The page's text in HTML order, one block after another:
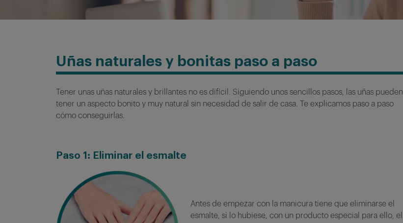
Uñas naturales y bonitas paso a paso
Tener unas uñas naturales y brillantes no es difícil. Siguiendo unos sencillos pasos, las uñas pueden
tener un aspecto bonito y muy natural sin necesidad de salir de casa. Te explicamos paso a paso
cómo conseguirlas.
Paso 1: Eliminar el esmalte
Antes de empezar con la manicura tiene que eliminarse el
esmalte, si lo hubiese, con un producto especial para ello, el